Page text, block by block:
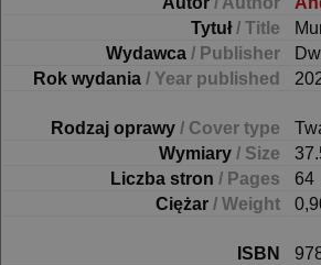
Tytuł/ Title
Wydawca / Publisher
Rok wydania / Year published
Rodzaj oprawy / Cover type
Wymiary / Size
Liczba stron / Pages
64
Ciężar / Weight
ISBN